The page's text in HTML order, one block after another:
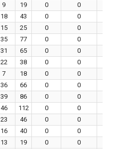
9 19 0 0
18 43 0 0
15 25 0 0
35 77 0 0
31 65 0 0
22 38 0 0
7 18 0 0
36 66 0 0
39 86 0 0
46 112 0 0
23 46 0 0
16 40 0 0
13 19 0 0